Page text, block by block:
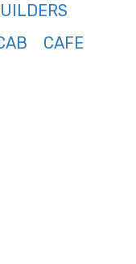
CAFE